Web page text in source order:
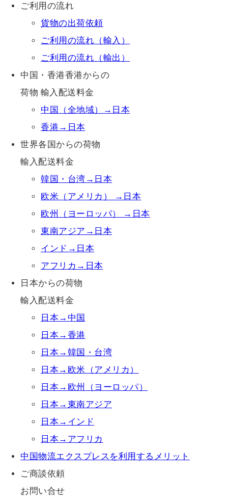
ご利用の流れ
貨物の出荷依頼
ご利用の流れ（輸入）
ご利用の流れ（輸出）
中国・香港香港からの
荷物 輸入配送料金
中国（全地域）→日本
香港→日本
世界各国からの荷物
輸入配送料金
韓国・台湾→日本
欧米（アメリカ） →日本
欧州（ヨーロッパ） →日本
東南アジア→日本
インド→日本
アフリカ→日本
日本からの荷物
輸入配送料金
日本→中国
日本→香港
日本→韓国・台湾
日本→欧米（アメリカ）
日本→欧州（ヨーロッパ）
日本→東南アジア
日本→インド
日本→アフリカ
中国物流エクスプレスを利用するメリット
ご商談依頼
お問い合せ